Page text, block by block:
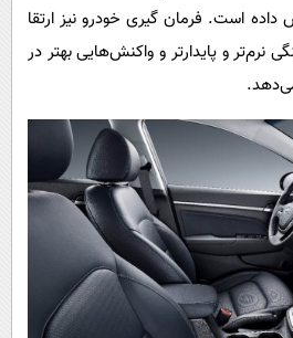
داده است. فرمان گیری خودرو نیز ارتقا
نرم‌تر و پایدارتر و واکنش‌هایی بهتر در
.